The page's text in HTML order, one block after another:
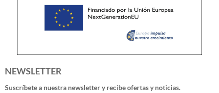
NEWSLETTER
Suscríbete a nuestra newsletter y recibe ofertas y noticias.